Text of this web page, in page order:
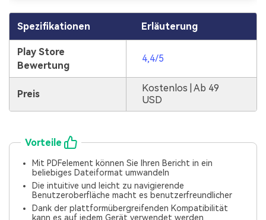
Spezifikationen Erläuterung
Play Store
Bewertung
4,4/5
Preis
Kostenlos | Ab 49
USD
Vorteile
Mit PDFelement können Sie Ihren Bericht in ein
beliebiges Dateiformat umwandeln
Die intuitive und leicht zu navigierende
Benutzeroberfläche macht es benutzerfreundlicher
Dank der plattformübergreifenden Kompatibilität
kann es auf jedem Gerät verwendet werden